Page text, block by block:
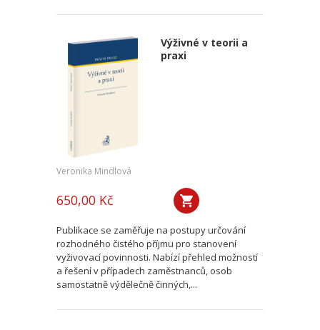
Výživné v teorii a
praxi
Veronika Mindlová
650,00 Kč
Publikace se zaměřuje na postupy určování
rozhodného čistého příjmu pro stanovení
vyživovací povinnosti. Nabízí přehled možností
a řešení v případech zaměstnanců, osob
samostatně výdělečně činných,...